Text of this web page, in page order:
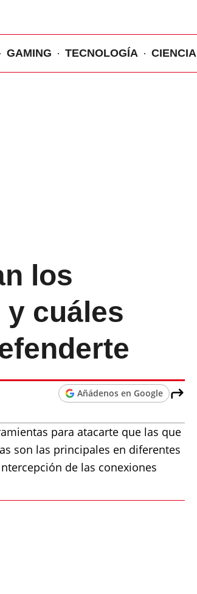
GAMING TECNOLOGÍA CIENCIA
los
y cuáles
Añádenos en Google
para atacarte que las que
son las principales en diferentes
de las conexiones